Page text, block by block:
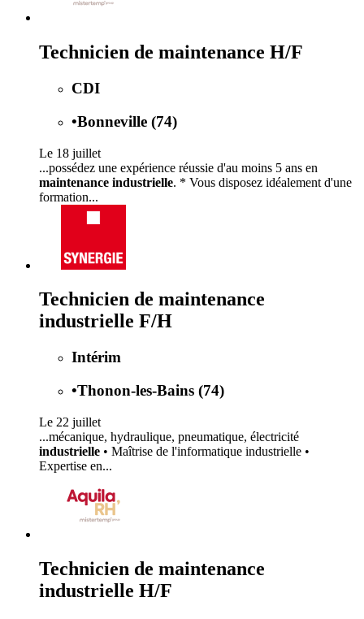
Technicien de maintenance H/F
CDI
•Bonneville (74)
Le 18 juillet
...possédez une expérience réussie d'au moins 5 ans en
maintenance industrielle. * Vous disposez idéalement d'une
formation...
Technicien de maintenance
industrielle F/H
Intérim
•Thonon-les-Bains (74)
Le 22 juillet
...mécanique, hydraulique, pneumatique, électricité
industrielle • Maîtrise de l'informatique industrielle •
Expertise en...
Technicien de maintenance
industrielle H/F